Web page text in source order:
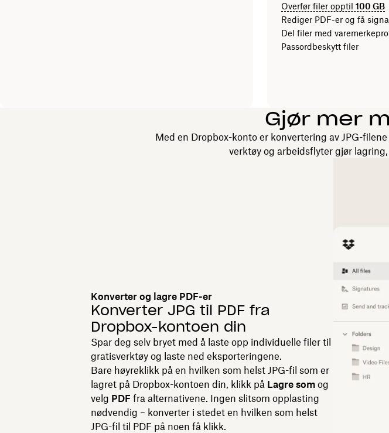
Overfør filer opptil 100 GB
Rediger PDF-er og få
Del filer med
Passordbeskytt filer
Gjør mer
Med en Dropbox-konto er konvertering av JPG-
verktøy og arbeidsflyter gjør
Konverter og lagre PDF-er
Konverter JPG til PDF fra
Dropbox-kontoen din
Spar deg selv bryet med å laste opp individuelle filer til
gratisverktøy og laste ned eksporteringene.
Bare høyreklikk på en hvilken som helst JPG-fil som er
lagret på Dropbox-kontoen din, klikk på Lagre som og
velg PDF fra alternativene. Ingen slitsom opplasting
nødvendig – konverter i stedet en hvilken som helst
JPG-fil til PDF på noen få klikk.